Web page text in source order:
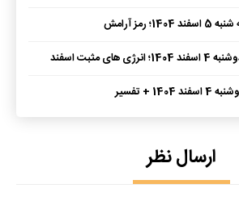
رمز آرامش
مثبت اسفند
+ تفسیر
ارسال نظر